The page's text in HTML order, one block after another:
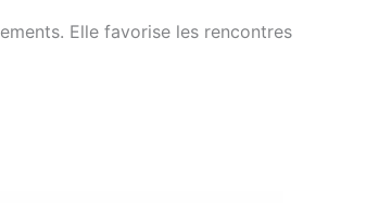
Elle favorise les rencontres